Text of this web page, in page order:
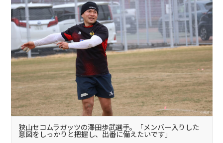
狭山セコムラガッツの澤田歩武選手。「メンバー入りした
意図をしっかりと把握し、出番に備えたいです」